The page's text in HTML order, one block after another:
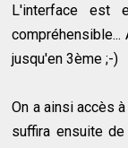
L'interface est
jusqu'en 3ème ;-)
On a ainsi accès
suffira ensuite